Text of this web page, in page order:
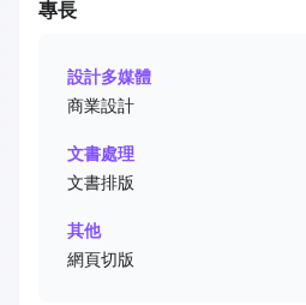
專長
設計多媒體
商業設計
文書處理
文書排版
其他
網頁切版